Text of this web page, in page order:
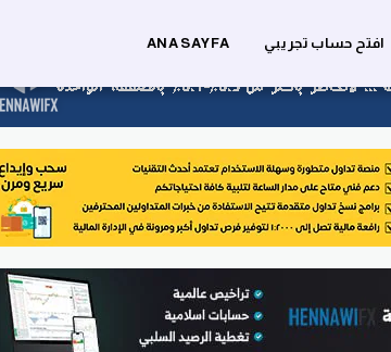
ANA SAYFA افتح حساب تجريبي